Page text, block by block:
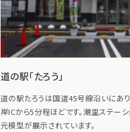
道の駅「たろう」
道の駅たろうは国道45号線沿いにあ
岸ICから5分程ほどです。潮里ステー
元模型が展示されています。